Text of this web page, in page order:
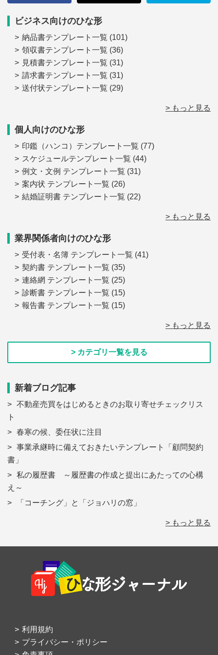
ビジネス向けのひな形
納品書テンプレート一覧 (101)
領収書テンプレート一覧 (36)
見積書テンプレート一覧 (31)
請求書テンプレート一覧 (31)
送付状テンプレート一覧 (29)
> もっと見る
個人向けのひな形
印鑑（ハンコ）テンプレート一覧 (77)
スケジュールテンプレート一覧 (44)
例文・文例 テンプレート一覧 (31)
案内状 テンプレート一覧 (26)
結婚証明書 テンプレート一覧 (22)
> もっと見る
業界関係者向けのひな形
受付表・名簿 テンプレート一覧 (41)
契約書 テンプレート一覧 (35)
連絡網 テンプレート一覧 (25)
診断書 テンプレート一覧 (15)
報告書 テンプレート一覧 (15)
> もっと見る
> カテゴリ一覧を見る
新着ブログ記事
不動産売買をはじめるときのお取り寄せチェックリス
ト
春寒の候、委任状に注目
事業承継時に備えておきたいテンプレート「顧問契約
書」
私の履歴書 ～履歴書の作成と提出にあたっての心構
え～
「コーチング」と「ジョハリの窓」
> もっと見る
Footer
利用規約
プライバシー・ポリシー